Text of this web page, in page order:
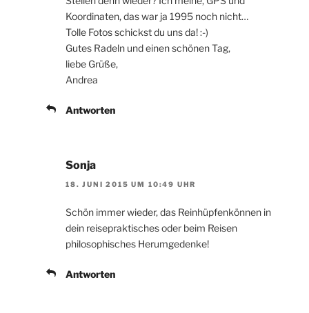
Koordinaten, das war ja 1995 noch nicht…
Tolle Fotos schickst du uns da! :-)
Gutes Radeln und einen schönen Tag,
liebe Grüße,
Andrea
Antworten
Sonja
18. JUNI 2015 UM 10:49 UHR
Schön immer wieder, das Reinhüpfenkönnen in
dein reisepraktisches oder beim Reisen
philosophisches Herumgedenke!
Antworten